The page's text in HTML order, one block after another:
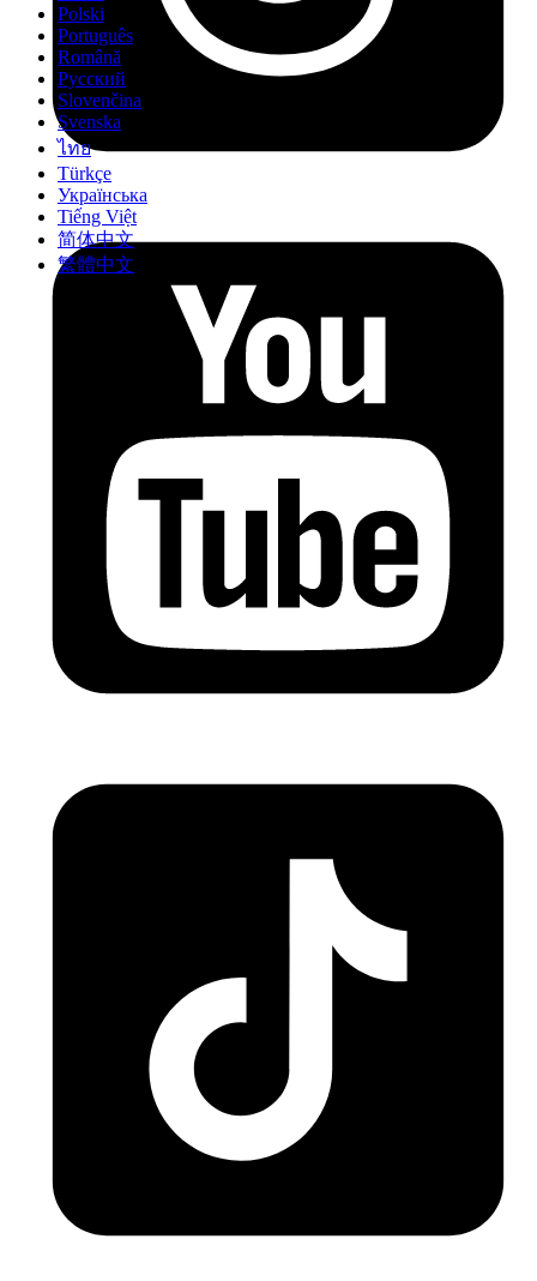
Polski
Português
Română
Русский
Slovenčina
Svenska
ไทย
Türkçe
Українська
Tiếng Việt
简体中文
繁體中文